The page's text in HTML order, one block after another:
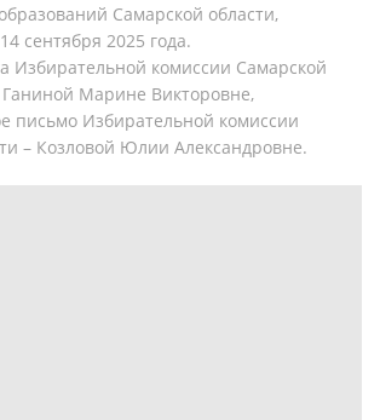
Самарской области,
сентября 2025 года.
Избирательной комиссии Самарской
Ганиной Марине Викторовне,
письмо Избирательной комиссии
– Козловой Юлии Александровне.